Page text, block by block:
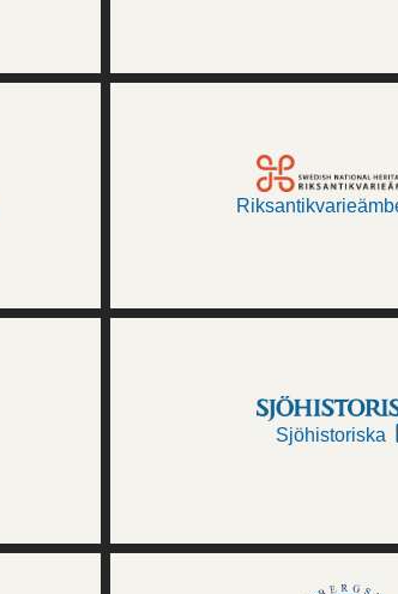
Sjöhistoriska